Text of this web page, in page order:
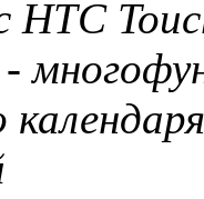
HTC
-